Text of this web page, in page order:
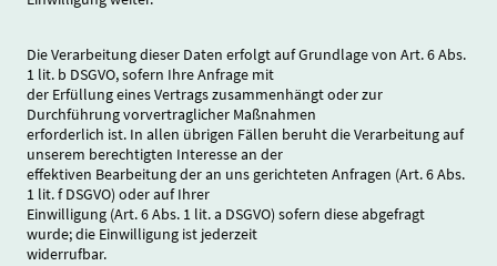
Die Verarbeitung dieser Daten erfolgt auf Grundlage von Art. 6 Abs.
1 lit. b DSGVO, sofern Ihre Anfrage mit
der Erfüllung eines Vertrags zusammenhängt oder zur
Durchführung vorvertraglicher Maßnahmen
erforderlich ist. In allen übrigen Fällen beruht die Verarbeitung auf
unserem berechtigten Interesse an der
effektiven Bearbeitung der an uns gerichteten Anfragen (Art. 6 Abs.
1 lit. f DSGVO) oder auf Ihrer
Einwilligung (Art. 6 Abs. 1 lit. a DSGVO) sofern diese abgefragt
wurde; die Einwilligung ist jederzeit
widerrufbar.